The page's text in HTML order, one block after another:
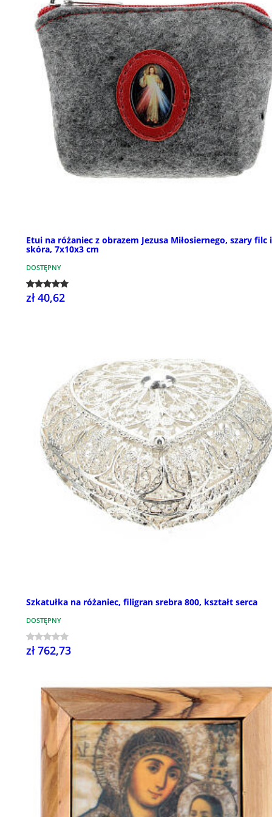
Etui na różaniec z obrazem Jezusa Miłosiernego, szary filc i
skóra, 7x10x3 cm
DOSTĘPNY
zł 40,62
Szkatułka na różaniec, filigran srebra 800, kształt serca
DOSTĘPNY
zł 762,73